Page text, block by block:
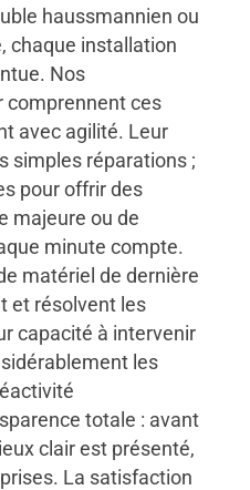
haussmannien ou
chaque installation
Nos
comprennent ces
avec agilité. Leur
simples réparations ;
pour offrir des
majeure ou de
minute compte.
matériel de dernière
et résolvent les
capacité à intervenir
les
totale : avant
clair est présenté,
La satisfaction